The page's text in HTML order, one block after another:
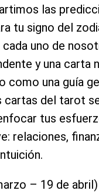
las
tu signo del
cada uno de
y una carta
como una guía
cartas del tarot
tus
relaciones,
– 19 de abril)